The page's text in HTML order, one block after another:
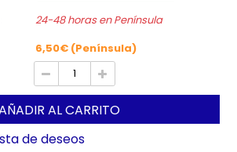
24-48 horas en Península
6,50€ (Península)
AL CARRITO
de deseos